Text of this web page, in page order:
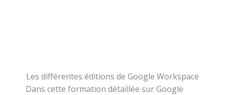
Les différentes éditions de Google Workspace
Dans cette formation détaillée sur Google